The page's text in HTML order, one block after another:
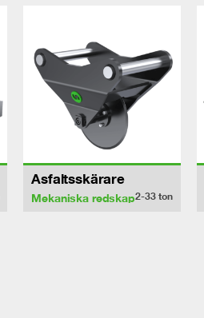
Asfaltsskärare
Mekaniska redskap2-33ton